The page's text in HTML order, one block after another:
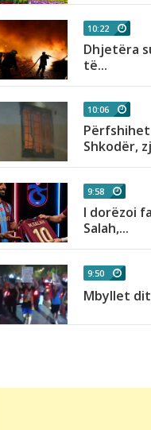
10:22
Dhjetëra
të...
10:06
Shkodër,
9:58
I dorëzoi
Salah,...
9:50
Mbyllet